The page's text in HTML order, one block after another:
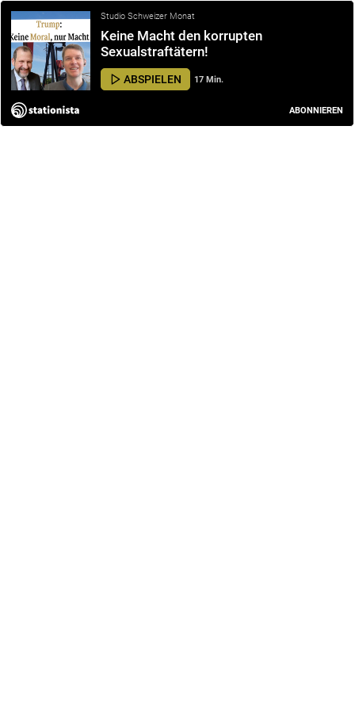
Studio Schweizer Monat
Keine Macht den korrupten
Sexualstraftätern!
ABSPIELEN 17 Min.
ABONNIEREN